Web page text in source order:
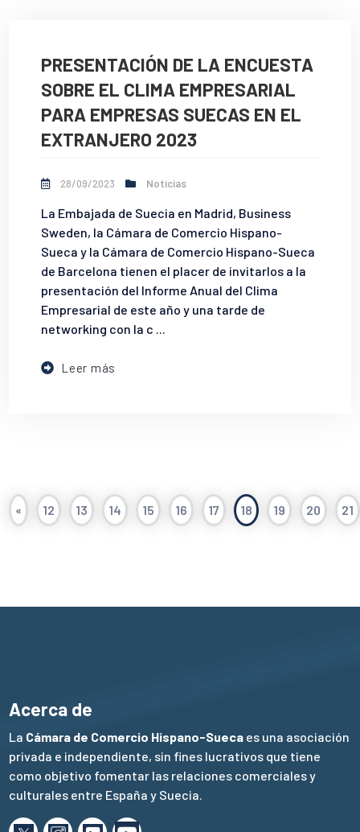
PRESENTACIÓN DE LA ENCUESTA
SOBRE EL CLIMA EMPRESARIAL
PARA EMPRESAS SUECAS EN EL
EXTRANJERO 2023
28/09/2023 Noticias
La Embajada de Suecia en Madrid, Business
Sweden, la Cámara de Comercio Hispano-
Sueca y la Cámara de Comercio Hispano-Sueca
de Barcelona tienen el placer de invitarlos a la
presentación del Informe Anual del Clima
Empresarial de este año y una tarde de
networking con la c ...
Leer más
« 12 13 14 15 16 17 18 19 20 21
Acerca de
La Cámara de Comercio Hispano-Sueca es una asociación
privada e independiente, sin fines lucrativos que tiene
como objetivo fomentar las relaciones comerciales y
culturales entre España y Suecia.